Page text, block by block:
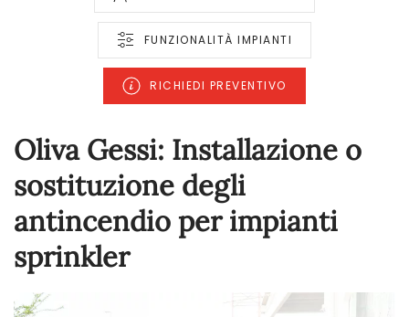
FUNZIONALITÀ IMPIANTI
RICHIEDI PREVENTIVO
Oliva Gessi: Installazione o
sostituzione degli
antincendio per impianti
sprinkler